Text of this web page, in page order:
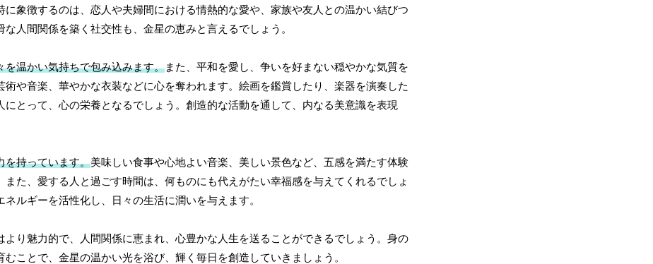
象徴するのは、恋人や夫婦間における情熱的な愛や、家族や友人との温かい結びつ
人間関係を築く社交性も、金星の恵みと言えるでしょう。
を温かい気持ちで包み込みます。また、平和を愛し、争いを好まない穏やかな気質を
や音楽、華やかな衣装などに心を奪われます。絵画を鑑賞したり、楽器を演奏した
とって、心の栄養となるでしょう。創造的な活動を通して、内なる美意識を表現
を持っています。美味しい食事や心地よい音楽、美しい景色など、五感を満たす体験
た、愛する人と過ごす時間は、何ものにも代えがたい幸福感を与えてくれるでしょ
ルギーを活性化し、日々の生活に潤いを与えます。
り魅力的で、人間関係に恵まれ、心豊かな人生を送ることができるでしょう。身の
ことで、金星の温かい光を浴び、輝く毎日を創造していきましょう。